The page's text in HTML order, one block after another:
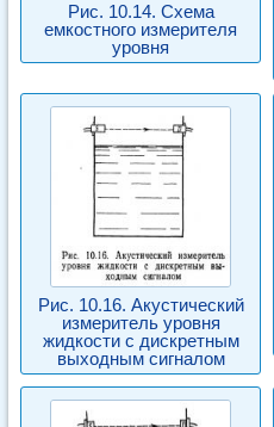
Рис. 10.14. Схема
емкостного измерителя
уровня
Рис. 10.16. Акустический
измеритель уровня
жидкости с дискретным
выходным сигналом